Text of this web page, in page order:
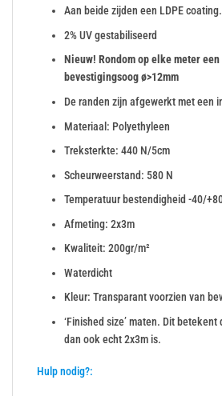
Aan beide zijden een LDPE coating.
2% UV gestabiliseerd
Nieuw! Rondom op elke meter
bevestigingsoog ø>12mm
De randen zijn afgewerkt met een
Materiaal: Polyethyleen
Treksterkte: 440 N/5cm
Scheurweerstand: 580 N
Temperatuur bestendigheid -40/
Afmeting: 2x3m
Kwaliteit: 200gr/m²
Waterdicht
Kleur: Transparant voorzien van
‘Finished size’ maten. Dit
dan ook echt 2x3m is.
Hulp nodig?: